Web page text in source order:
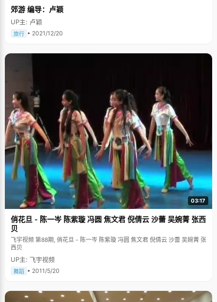
郊游 编导：卢颖
UP主: 卢颖
旅行 • 2021/12/20
03:17
俏花旦 - 陈一岑 陈紫璇 冯圆 焦文君 倪倩云 沙蕾 吴婉菁 张西
贝
飞宇视频 第88期, 俏花旦 - 陈一岑 陈紫璇 冯圆 焦文君 倪倩云 沙蕾 吴婉菁 张
西贝
UP主: 飞宇视频
舞蹈 • 2011/5/20